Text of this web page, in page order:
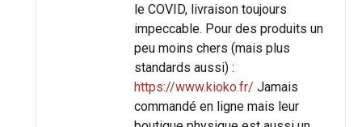
le COVID, livraison toujours
impeccable. Pour des produits un
peu moins chers (mais plus
standards aussi) :
https://www.kioko.fr/ Jamais
commandé en ligne mais leur